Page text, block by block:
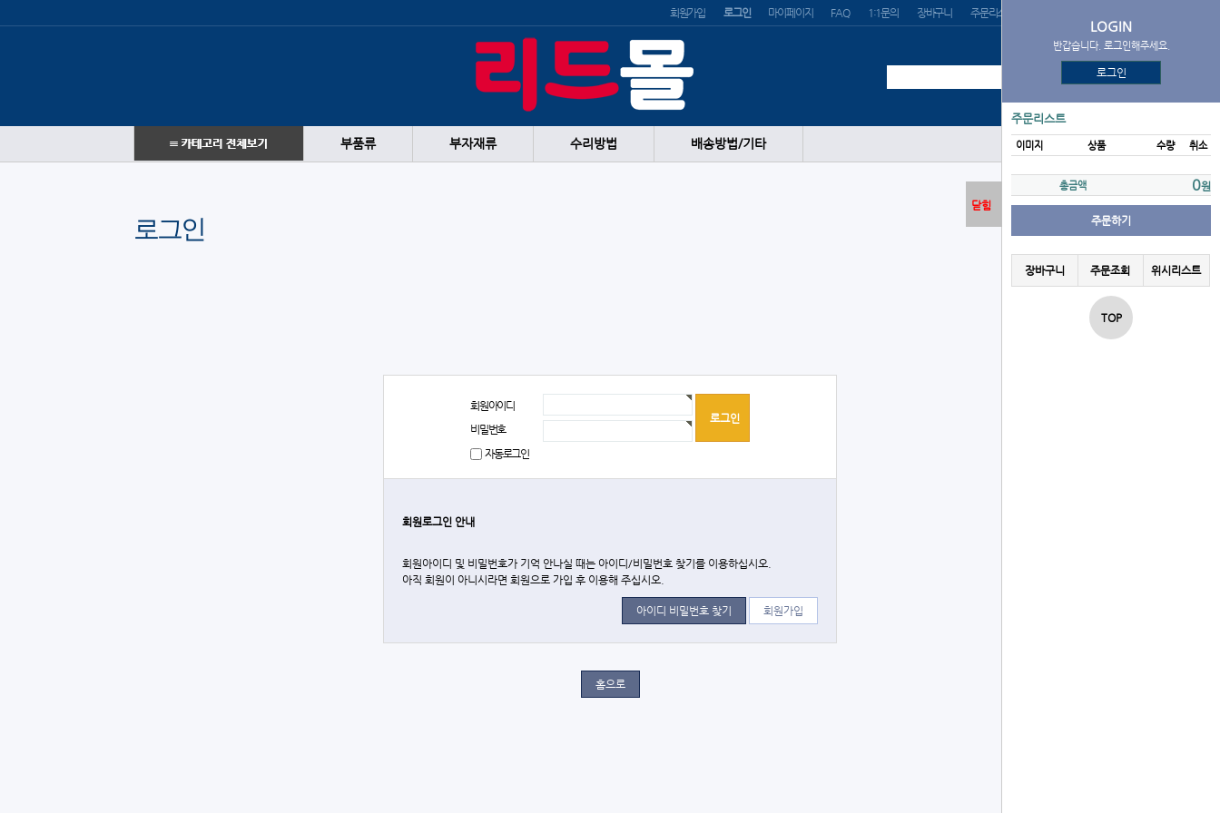
회원가입 로그인 마이페이지 FAQ 1:1문의 장바구니 주문리스트
부품류 부자재류 수리방법 배송방법/기타
로그인
로그인
LOGIN
반갑습니다. 로그인해주세요.
로그인
주문리스트
이미지 상품 수량 취소
총금액 0원
주문하기
장바구니 주문조회 위시리스트
TOP
닫힘
로그인
회원아이디
비밀번호
자동로그인
회원로그인 안내
회원아이디 및 비밀번호가 기억 안나실 때는 아이디/비밀번호 찾기를 이용하십시오.
아직 회원이 아니시라면 회원으로 가입 후 이용해 주십시오.
아이디 비밀번호 찾기 회원가입
홈으로